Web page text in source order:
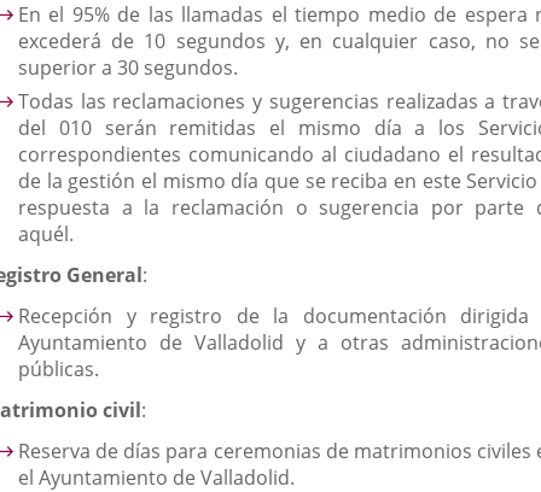
En el 95% de las llamadas el tiempo medio de espera
excederá de 10 segundos y, en cualquier caso, no
superior a 30 segundos.
Todas las reclamaciones y sugerencias realizadas a
del 010 serán remitidas el mismo día a los
correspondientes comunicando al ciudadano el
de la gestión el mismo día que se reciba en este
respuesta a la reclamación o sugerencia por parte
aquél.
General:
Recepción y registro de la documentación dirigida
Ayuntamiento de Valladolid y a otras
públicas.
civil:
Reserva de días para ceremonias de matrimonios civiles
el Ayuntamiento de Valladolid.